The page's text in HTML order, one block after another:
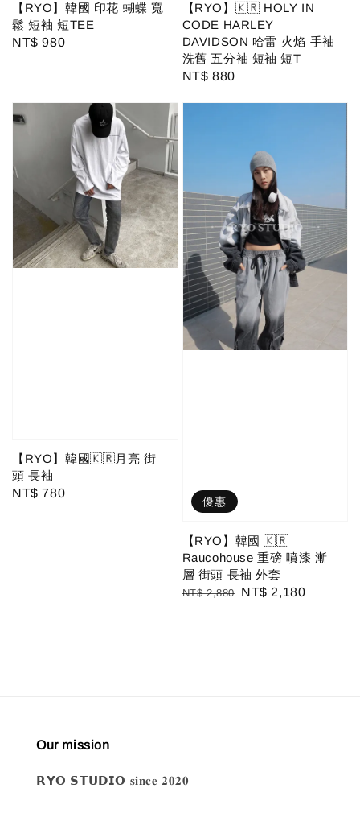
【RYO】韓國 印花 蝴蝶 寬
鬆 短袖 短TEE
Regular
NT$ 980
【RYO】🇰🇷 HOLY IN
CODE HARLEY
DAVIDSON 哈雷 火焰 手袖
洗舊 五分袖 短袖 短T
Regular
NT$ 880
【RYO】韓國🇰🇷月亮 街
頭 長袖
Regular
NT$ 780
優惠
【RYO】韓國 🇰🇷
Raucohouse 重磅 噴漆 漸
層 街頭 長袖 外套
Regular
NT$ 2,880
Sale
NT$ 2,180
Our mission
𝗥𝗬𝗢 𝗦𝗧𝗨𝗗𝗜𝗢 𝐬𝐢𝐧𝐜𝐞 𝟐𝟎𝟐𝟎